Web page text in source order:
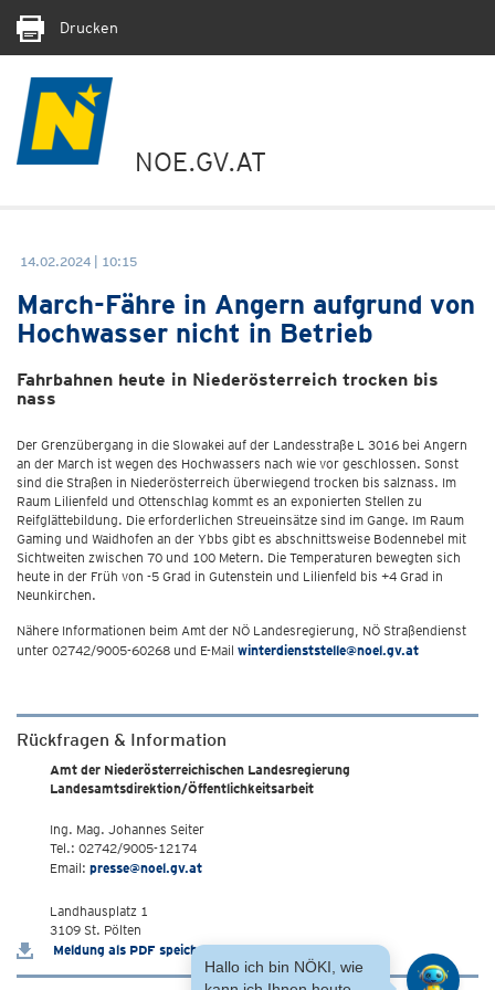
Drucken
NOE.GV.AT
14.02.2024 | 10:15
March-Fähre in Angern aufgrund von
Hochwasser nicht in Betrieb
Fahrbahnen heute in Niederösterreich trocken bis
nass
Der Grenzübergang in die Slowakei auf der Landesstraße L 3016 bei Angern
an der March ist wegen des Hochwassers nach wie vor geschlossen. Sonst
sind die Straßen in Niederösterreich überwiegend trocken bis salznass. Im
Raum Lilienfeld und Ottenschlag kommt es an exponierten Stellen zu
Reifglättebildung. Die erforderlichen Streueinsätze sind im Gange. Im Raum
Gaming und Waidhofen an der Ybbs gibt es abschnittsweise Bodennebel mit
Sichtweiten zwischen 70 und 100 Metern. Die Temperaturen bewegten sich
heute in der Früh von -5 Grad in Gutenstein und Lilienfeld bis +4 Grad in
Neunkirchen.
Nähere Informationen beim Amt der NÖ Landesregierung, NÖ Straßendienst
unter 02742/9005-60268 und E-Mail winterdienststelle@noel.gv.at
Rückfragen & Information
Amt der Niederösterreichischen Landesregierung
Landesamtsdirektion/Öffentlichkeitsarbeit
Ing. Mag. Johannes Seiter
Tel.: 02742/9005-12174
Email: presse@noel.gv.at
Landhausplatz 1
3109 St. Pölten
Meldung als PDF speichern
Hallo ich bin NÖKI, wie